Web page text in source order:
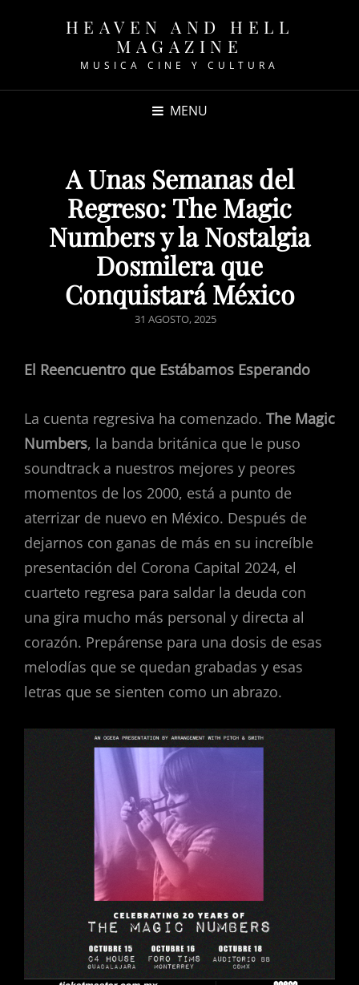
HEAVEN AND HELL
MAGAZINE
MUSICA CINE Y CULTURA
MENU
A Unas Semanas del
Regreso: The Magic
Numbers y la Nostalgia
Dosmilera que
Conquistará México
POSTED
31 AGOSTO, 2025
El Reencuentro que Estábamos Esperando
La cuenta regresiva ha comenzado. The Magic
Numbers, la banda británica que le puso
soundtrack a nuestros mejores y peores
momentos de los 2000, está a punto de
aterrizar de nuevo en México. Después de
dejarnos con ganas de más en su increíble
presentación del Corona Capital 2024, el
cuarteto regresa para saldar la deuda con
una gira mucho más personal y directa al
corazón. Prepárense para una dosis de esas
melodías que se quedan grabadas y esas
letras que se sienten como un abrazo.